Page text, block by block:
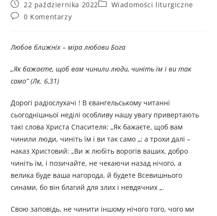
22 października 2022
Wiadomości liturgiczne
0 Komentarzy
Любов ближніх – міра любови Бога
„Як бажаєте, щоб вам чинили люди, чиніть їм і ви так
само” (Лк. 6,31)
Дорогі радіослухачі ! В євангельському читанні
сьогоднішньої неділі особливу нашу увагу привертають
такі слова Христа Спасителя: „Як бажаєте, щоб вам
чинили люди, чиніть їм і ви так само „; а трохи далі –
наказ Христовий: „Ви ж любіть ворогів ваших, добро
чиніть їм, і позичайте, не чекаючи назад нічого, а
велика буде ваша нагорода, й будете Всевишнього
синами, бо він благий для злих і невдячних „.
Свою заповідь, не чинити іншому нічого того, чого ми